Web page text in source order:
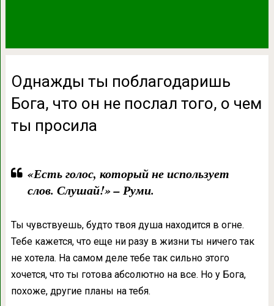
Однажды ты поблагодаришь
Бога, что он не послал того, о чем
ты просила
«Есть голос, который не использует
слов. Слушай!» – Руми.
Ты чувствуешь, будто твоя душа находится в огне.
Тебе кажется, что еще ни разу в жизни ты ничего так
не хотела. На самом деле тебе так сильно этого
хочется, что ты готова абсолютно на все. Но у Бога,
похоже, другие планы на тебя.